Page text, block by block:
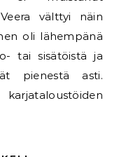
välttyi näin
oli lähempänä
tai sisätöistä ja
pienestä asti.